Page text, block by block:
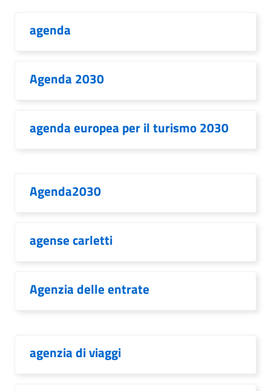
agenda
Agenda 2030
agenda europea per il turismo 2030
Agenda2030
agense carletti
Agenzia delle entrate
agenzia di viaggi